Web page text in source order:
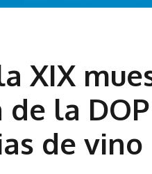
XIX
la
de vino